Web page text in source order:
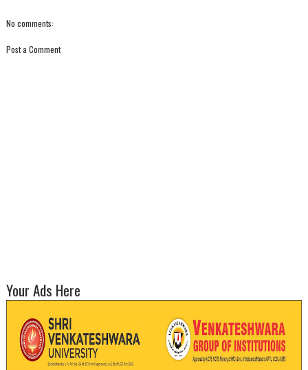
No comments:
Post a Comment
Your Ads Here